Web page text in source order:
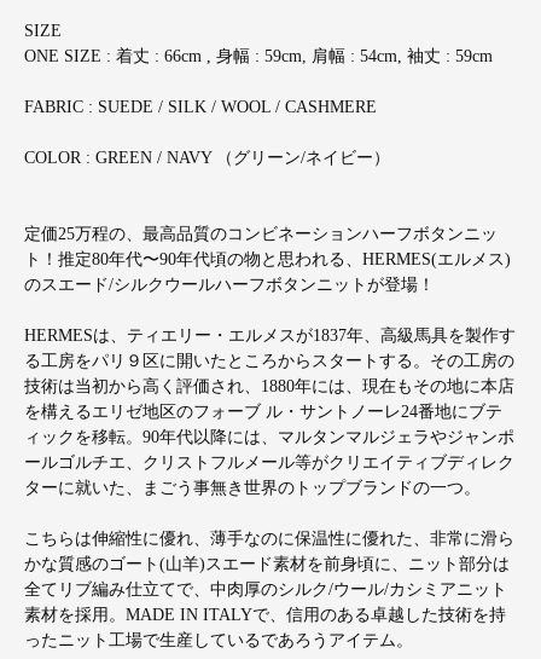
SIZE
ONE SIZE : 着丈 : 66cm , 身幅 : 59cm, 肩幅 : 54cm, 袖丈 : 59cm
FABRIC : SUEDE / SILK / WOOL / CASHMERE
COLOR : GREEN / NAVY （グリーン/ネイビー）
定価25万程の、最高品質のコンビネーションハーフボタンニッ
ト！推定80年代〜90年代頃の物と思われる、HERMES(エルメス)
のスエード/シルクウールハーフボタンニットが登場！
HERMESは、ティエリー・エルメスが1837年、高級馬具を製作す
る工房をパリ９区に開いたところからスタートする。その工房の
技術は当初から高く評価され、1880年には、現在もその地に本店
を構えるエリゼ地区のフォーブ ル・サントノーレ24番地にブテ
ィックを移転。90年代以降には、マルタンマルジェラやジャンポ
ールゴルチエ、クリストフルメール等がクリエイティブディレク
ターに就いた、まごう事無き世界のトップブランドの一つ。
こちらは伸縮性に優れ、薄手なのに保温性に優れた、非常に滑ら
かな質感のゴート(山羊)スエード素材を前身頃に、ニット部分は
全てリブ編み仕立てで、中肉厚のシルク/ウール/カシミアニット
素材を採用。MADE IN ITALYで、信用のある卓越した技術を持
ったニット工場で生産しているであろうアイテム。